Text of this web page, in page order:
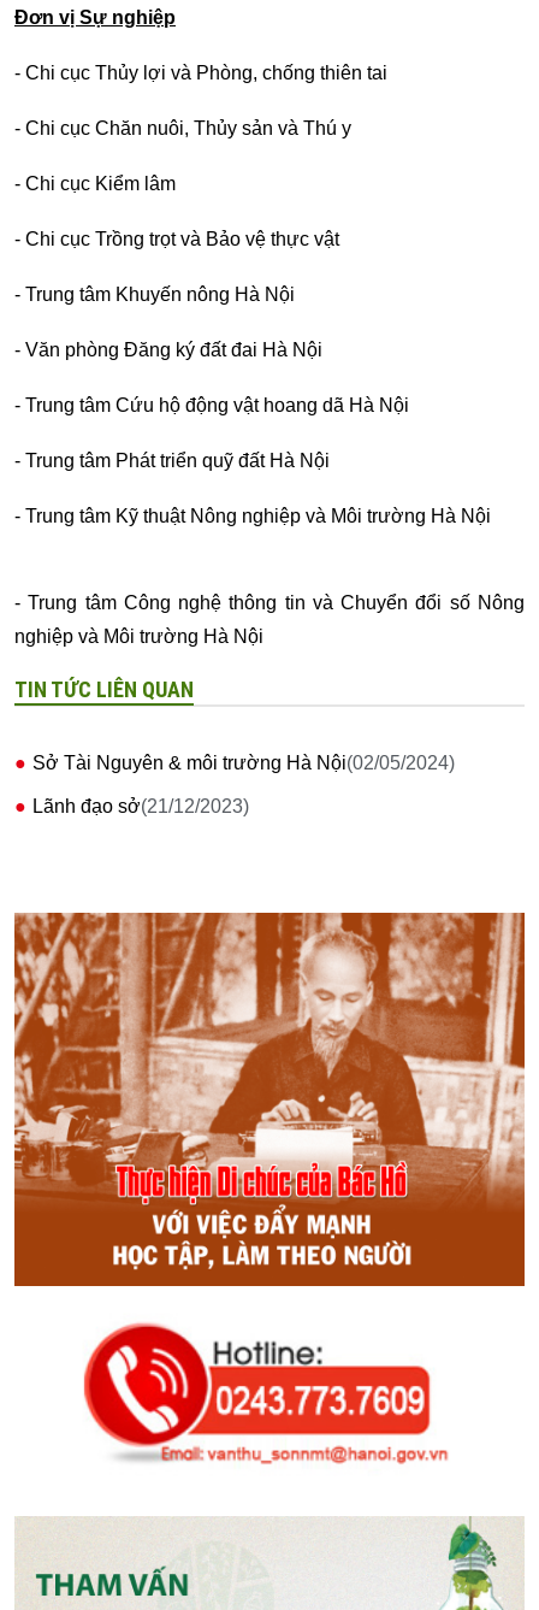
Đơn vị Sự nghiệp
- Chi cục Thủy lợi và Phòng, chống thiên tai
- Chi cục Chăn nuôi, Thủy sản và Thú y
- Chi cục Kiểm lâm
- Chi cục Trồng trọt và Bảo vệ thực vật
- Trung tâm Khuyến nông Hà Nội
- Văn phòng Đăng ký đất đai Hà Nội
- Trung tâm Cứu hộ động vật hoang dã Hà Nội
- Trung tâm Phát triển quỹ đất Hà Nội
- Trung tâm Kỹ thuật Nông nghiệp và Môi trường Hà Nội
- Trung tâm Công nghệ thông tin và Chuyển đổi số Nông
nghiệp và Môi trường Hà Nội
TIN TỨC LIÊN QUAN
Sở Tài Nguyên & môi trường Hà Nội(02/05/2024)
Lãnh đạo sở(21/12/2023)